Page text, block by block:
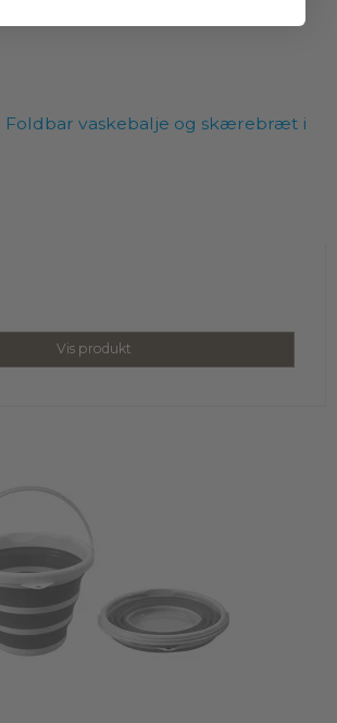
Foldbar vaskebalje og skærebræt i
Vis produkt